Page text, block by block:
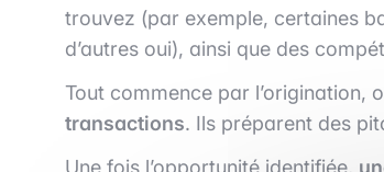
trouvez (par exemple, certaines
d’autres oui), ainsi que des
Tout commence par l’origination,
transactions. Ils préparent des
Une fois l’opportunité identifiée,